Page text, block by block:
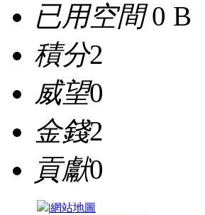
已用空間0 B
積分2
威望0
金錢2
貢獻0
|網站地圖